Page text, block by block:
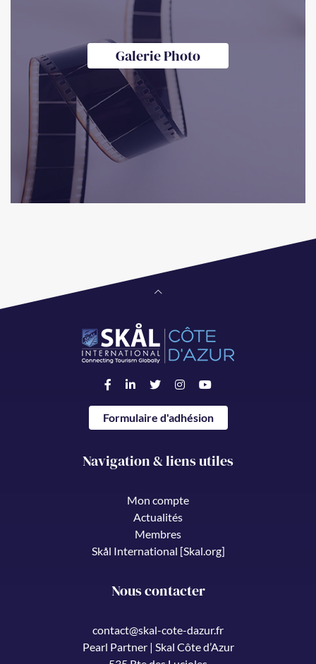
Galerie Photo
Formulaire d'adhésion
Navigation & liens utiles
Mon compte
Actualités
Membres
Skål International [Skal.org]
Nous contacter
contact@skal-cote-dazur.fr
Pearl Partner | Skal Côte d’Azur